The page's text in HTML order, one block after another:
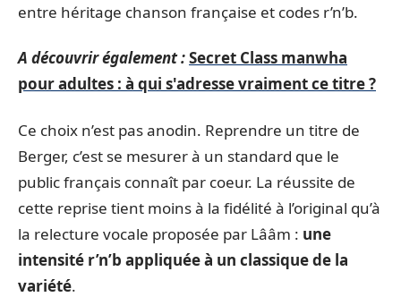
entre héritage chanson française et codes r’n’b.
A découvrir également :Secret Class manwha
pour adultes : à qui s'adresse vraiment ce titre ?
Ce choix n’est pas anodin. Reprendre un titre de
Berger, c’est se mesurer à un standard que le
public français connaît par coeur. La réussite de
cette reprise tient moins à la fidélité à l’original qu’à
la relecture vocale proposée par Lââm : une
intensité r’n’b appliquée à un classique de la
variété.